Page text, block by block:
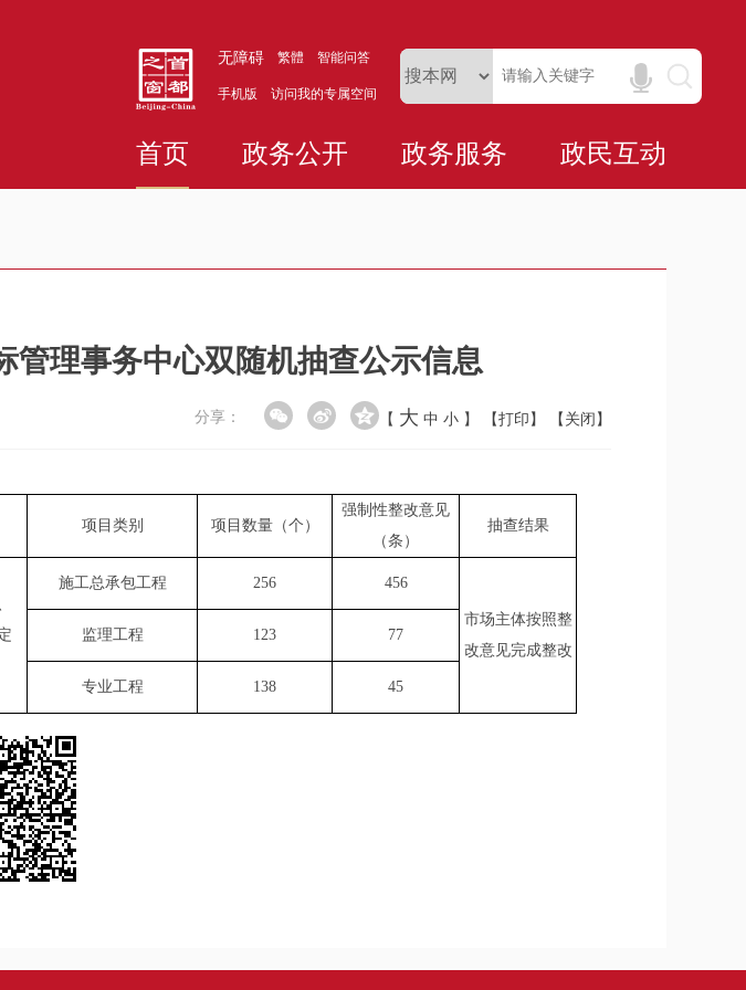
无障碍 繁體 智能问答
手机版 访问我的专属空间
首页 政务公开 政务服务 政民互动
管理事务中心双随机抽查公示信息
分享： 【 大 中 小 】 【打印】 【关闭】
项目类别 项目数量（个）
强制性整改意见
（条）
抽查结果
施工总承包工程 256 456
市场主体按照整
改意见完成整改
监理工程 123 77
专业工程 138 45